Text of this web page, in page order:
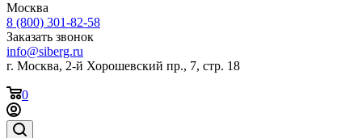
Москва
8 (800) 301-82-58
Заказать звонок
info@siberg.ru
г. Москва, 2-й Хорошевский пр., 7, стр. 18
0